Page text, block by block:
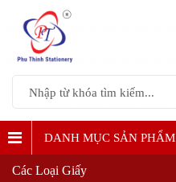
DANH MỤC SẢN PHẨM
Các Loại Giấy